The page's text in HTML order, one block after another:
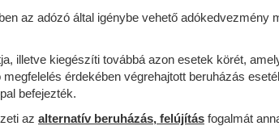
az adózó által igénybe vehető
illetve kiegészíti továbbá azon esetek körét,
érdekében végrehajtott beruházás
befejezték.
az alternatív beruházás, felújítás fogalmát